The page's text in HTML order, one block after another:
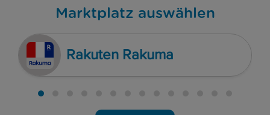
Marktplatz auswählen
Rakuten Rakuma